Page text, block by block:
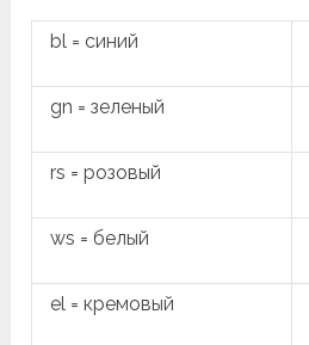
bl = синий
gn = зеленый
rs = розовый
ws = белый
el = кремовый